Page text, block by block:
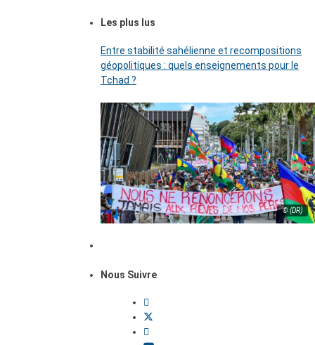
Les plus lus
Entre stabilité sahélienne et recompositions
géopolitiques : quels enseignements pour le
Tchad ?
© (DR)
Nous Suivre